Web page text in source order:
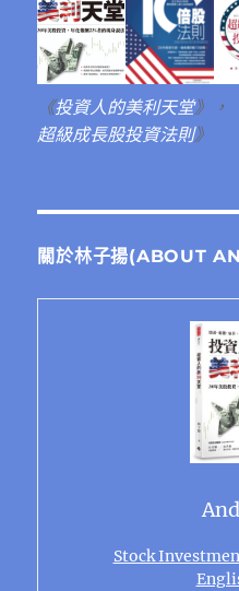
《投資人的美利天堂》，
超級成長股投資法則》
關於林子揚(ABOUT
Stock